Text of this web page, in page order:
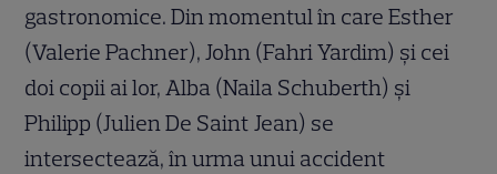
gastronomice. Din momentul în care Esther
(Valerie Pachner), John (Fahri Yardim) și cei
doi copii ai lor, Alba (Naila Schuberth) și
Philipp (Julien De Saint Jean) se
intersectează, în urma unui accident